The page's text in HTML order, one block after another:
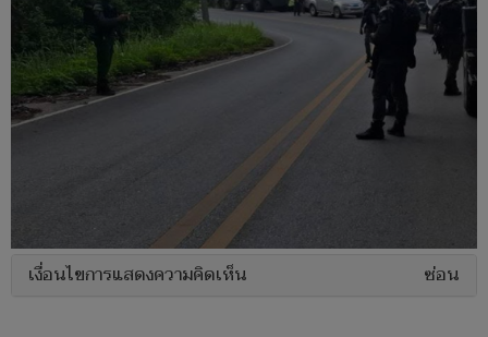
เงื่อนไขการแสดงความคิดเห็น ซ่อน